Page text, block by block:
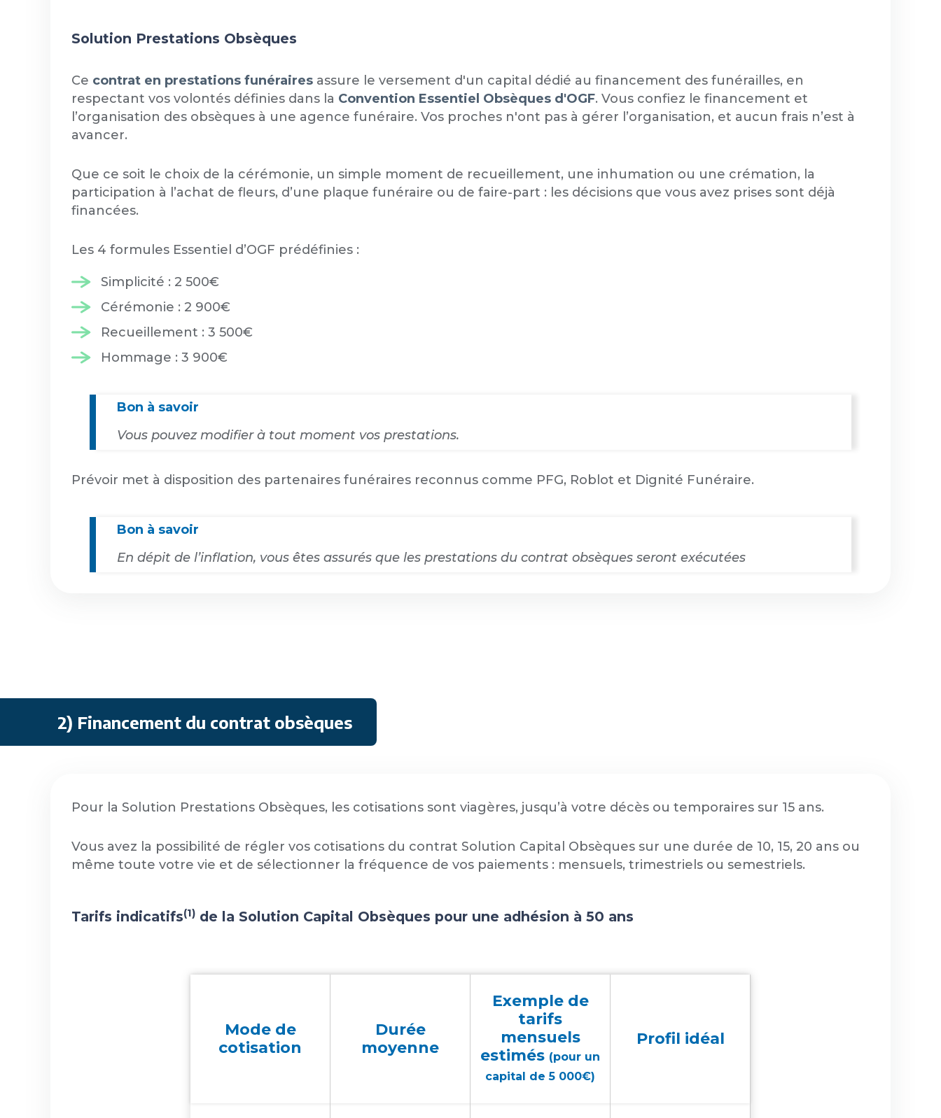
Solution Prestations Obsèques
Ce contrat en prestations funéraires assure le versement d'un capital dédié au financement des funérailles, en
respectant vos volontés définies dans la Convention Essentiel Obsèques d'OGF. Vous confiez le financement et
l’organisation des obsèques à une agence funéraire. Vos proches n'ont pas à gérer l’organisation, et aucun frais n’est à
avancer.
Que ce soit le choix de la cérémonie, un simple moment de recueillement, une inhumation ou une crémation, la
participation à l’achat de fleurs, d’une plaque funéraire ou de faire-part : les décisions que vous avez prises sont déjà
financées.
Les 4 formules Essentiel d’OGF prédéfinies :
Simplicité : 2 500€
Cérémonie : 2 900€
Recueillement : 3 500€
Hommage : 3 900€
Bon à savoir
Vous pouvez modifier à tout moment vos prestations.
Prévoir met à disposition des partenaires funéraires reconnus comme PFG, Roblot et Dignité Funéraire.
Bon à savoir
En dépit de l’inflation, vous êtes assurés que les prestations du contrat obsèques seront exécutées
2) Financement du contrat obsèques
Pour la Solution Prestations Obsèques, les cotisations sont viagères, jusqu’à votre décès ou temporaires sur 15 ans.
Vous avez la possibilité de régler vos cotisations du contrat Solution Capital Obsèques sur une durée de 10, 15, 20 ans ou
même toute votre vie et de sélectionner la fréquence de vos paiements : mensuels, trimestriels ou semestriels.
Tarifs indicatifs(1) de la Solution Capital Obsèques pour une adhésion à 50 ans
Mode de
cotisation
Durée
moyenne
Exemple de
tarifs
mensuels
estimés (pour un
capital de 5 000€)
Profil idéal